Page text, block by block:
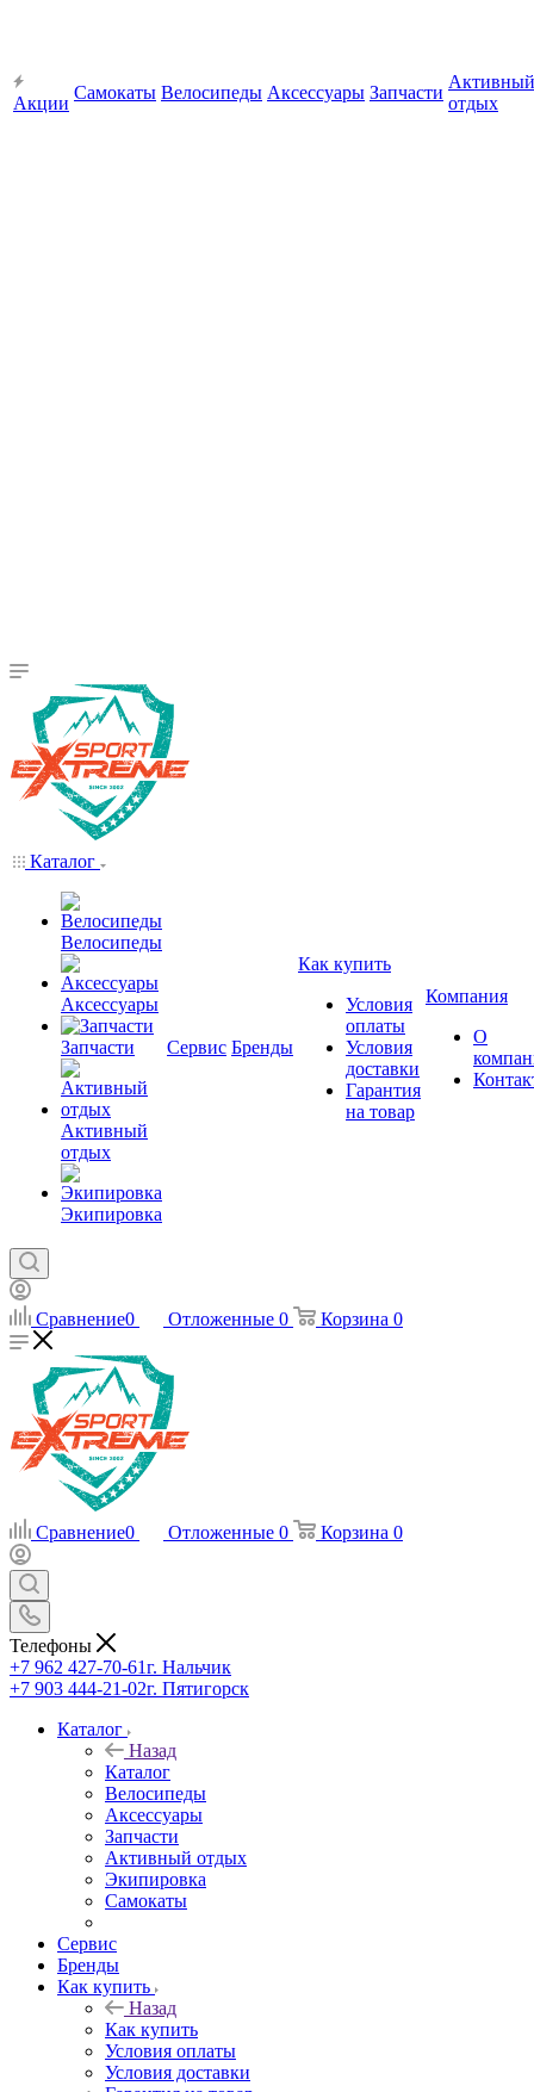
Акции
Самокаты Велосипеды Аксессуары Запчасти
Активный
отдых
Каталог
Велосипеды
Аксессуары
Запчасти
Активный
отдых
Экипировка
Сервис Бренды
Как купить
Условия
оплаты
Условия
доставки
Гарантия
на товар
Компания
О
Сравнение0 Отложенные 0 Корзина 0
Сравнение0 Отложенные 0 Корзина 0
Телефоны
+7 962 427-70-61г. Нальчик
+7 903 444-21-02г. Пятигорск
Каталог
Назад
Каталог
Велосипеды
Аксессуары
Запчасти
Активный отдых
Экипировка
Самокаты
Сервис
Бренды
Как купить
Назад
Как купить
Условия оплаты
Условия доставки